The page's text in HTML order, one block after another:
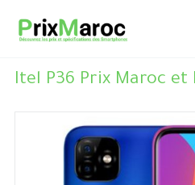
Itel P36 Prix Maroc